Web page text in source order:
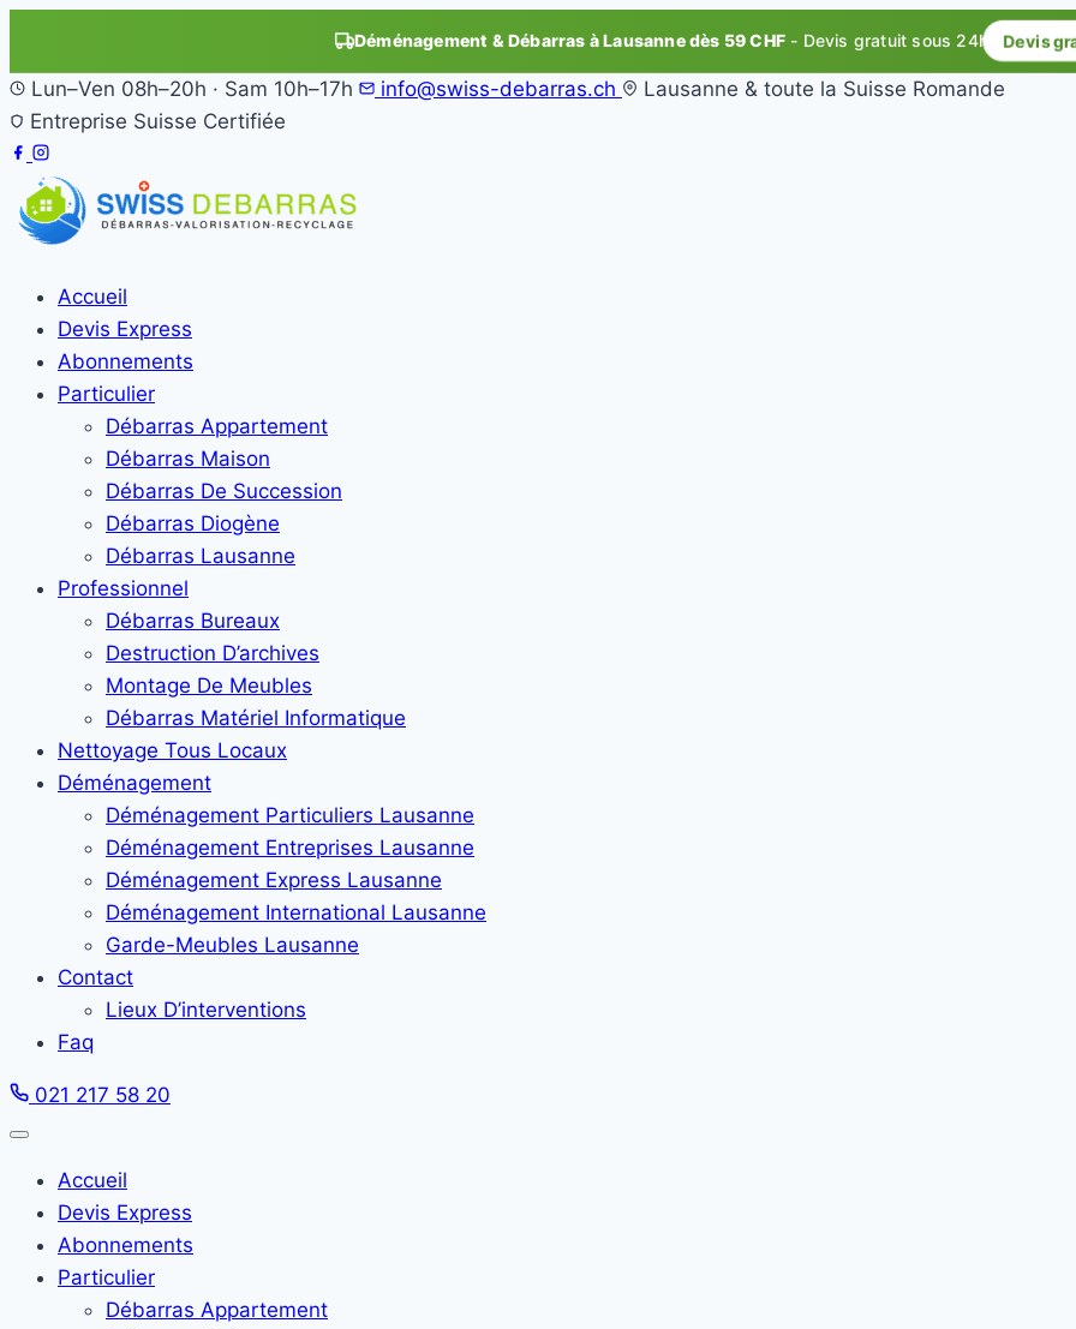
Déménagement & Débarras à Lausanne dès 59 CHF - Devis gratuit sous 24h Devis
Lun–Ven 08h–20h · Sam 10h–17h info@swiss-debarras.ch
Lausanne & toute la Suisse Romande
Entreprise Suisse Certifiée
Accueil
Devis Express
Abonnements
Particulier
Débarras Appartement
Débarras Maison
Débarras De Succession
Débarras Diogène
Débarras Lausanne
Professionnel
Débarras Bureaux
Destruction D’archives
Montage De Meubles
Débarras Matériel Informatique
Nettoyage Tous Locaux
Déménagement
Déménagement Particuliers Lausanne
Déménagement Entreprises Lausanne
Déménagement Express Lausanne
Déménagement International Lausanne
Garde-Meubles Lausanne
Contact
Lieux D’interventions
Faq
021 217 58 20
Accueil
Devis Express
Abonnements
Particulier
Débarras Appartement